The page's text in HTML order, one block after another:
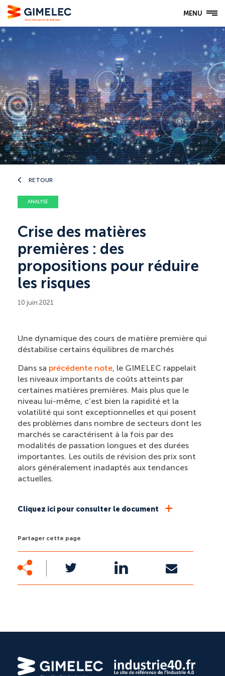
MENU
RETOUR
ANALYSE
Crise des matières
premières : des
propositions pour réduire
les risques
10 juin 2021
Une dynamique des cours de matière première qui
déstabilise certains équilibres de marchés
Dans sa précédente note, le GIMELEC rappelait
les niveaux importants de coûts atteints par
certaines matières premières. Mais plus que le
niveau lui-même, c’est bien la rapidité et la
volatilité qui sont exceptionnelles et qui posent
des problèmes dans nombre de secteurs dont les
marchés se caractérisent à la fois par des
modalités de passation longues et des durées
importantes. Les outils de révision des prix sont
alors généralement inadaptés aux tendances
actuelles.
Cliquez ici pour consulter le document +
Partager cette page